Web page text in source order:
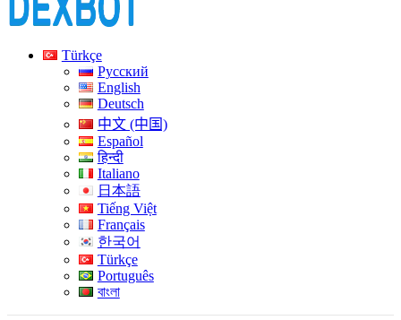
Türkçe
Русский
English
Deutsch
中文 (中国)
Español
हिन्दी
Italiano
日本語
Tiếng Việt
Français
한국어
Türkçe
Português
বাংলা